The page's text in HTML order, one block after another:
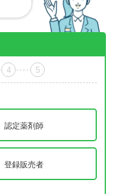
4 5
認定薬剤師
登録販売者